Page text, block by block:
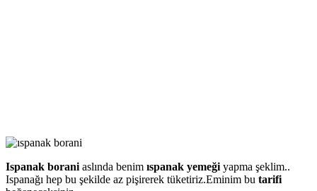
Ispanak borani aslında benim ıspanak yemeği yapma şeklim..
Ispanağı hep bu şekilde az pişirerek tüketiriz.Eminim bu tarifi